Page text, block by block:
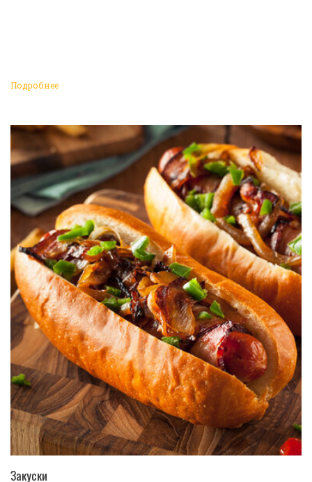
Подробнее
Закуски